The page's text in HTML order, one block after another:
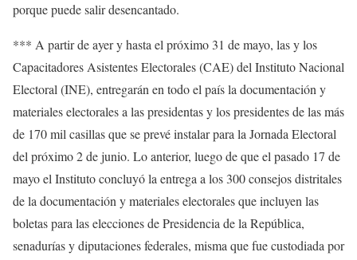
porque puede salir desencantado.
*** A partir de ayer y hasta el próximo 31 de mayo, las y los
Capacitadores Asistentes Electorales (CAE) del Instituto Nacional
Electoral (INE), entregarán en todo el país la documentación y
materiales electorales a las presidentas y los presidentes de las más
de 170 mil casillas que se prevé instalar para la Jornada Electoral
del próximo 2 de junio. Lo anterior, luego de que el pasado 17 de
mayo el Instituto concluyó la entrega a los 300 consejos distritales
de la documentación y materiales electorales que incluyen las
boletas para las elecciones de Presidencia de la República,
senadurías y diputaciones federales, misma que fue custodiada por